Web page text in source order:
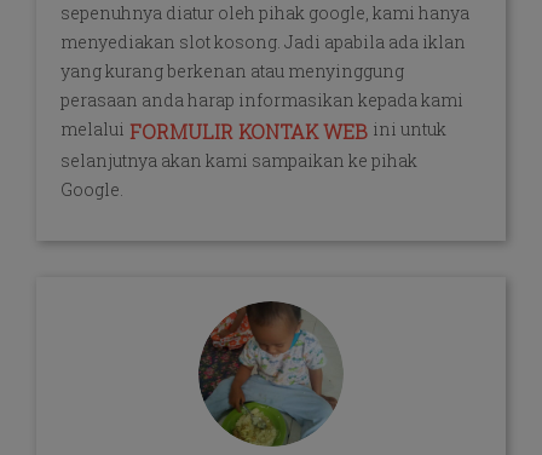
sepenuhnya diatur oleh pihak google, kami hanya
menyediakan slot kosong. Jadi apabila ada iklan
yang kurang berkenan atau menyinggung
perasaan anda harap informasikan kepada kami
melalui FORMULIR KONTAK WEB ini untuk
selanjutnya akan kami sampaikan ke pihak
Google.